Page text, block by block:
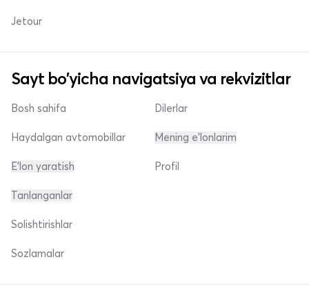
Jetour
Sayt bo'yicha navigatsiya va rekvizitlar
Bosh sahifa
Haydalgan avtomobillar
E'lon yaratish
Dilerlar
Mening e'lonlarim
Profil
Tanlanganlar
Solishtirishlar
Sozlamalar